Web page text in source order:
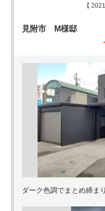
【
見附市 M様邸
ダーク色調でまとめ締ま